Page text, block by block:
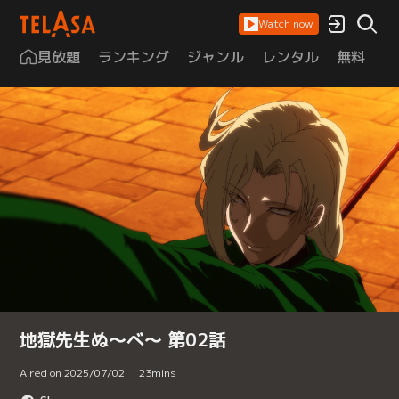
Watch now
見放題 ランキング ジャンル レンタル 無料
地獄先生ぬ～べ～ 第02話
Aired on 2025/07/02 23mins